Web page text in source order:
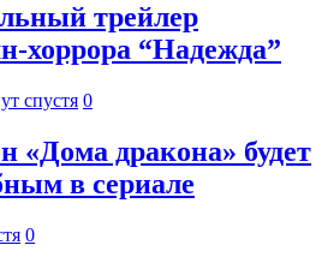
трейлер
хоррора “Надежда”
спустя 0
«Дома дракона» будет
в сериале
0